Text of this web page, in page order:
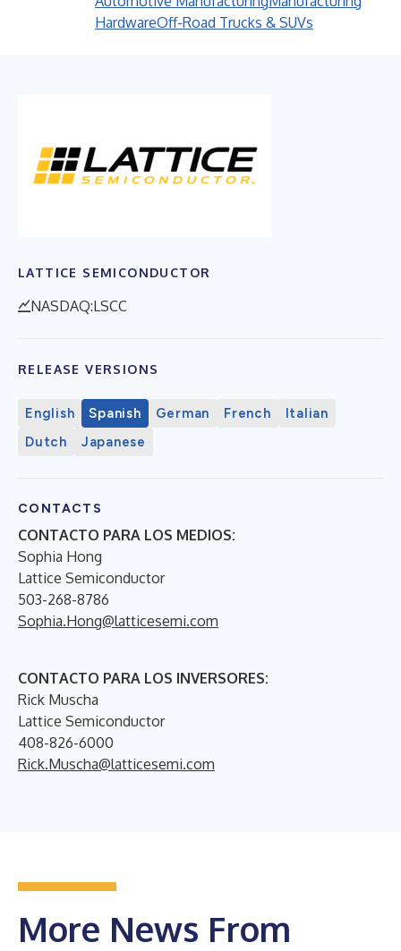
HardwareOff-Road Trucks & SUVs
LATTICE SEMICONDUCTOR
NASDAQ:LSCC
RELEASE VERSIONS
English Spanish German French
Italian
Dutch
Japanese
CONTACTS
CONTACTO PARA LOS MEDIOS:
Sophia Hong
Lattice Semiconductor
503-268-8786
Sophia.Hong@latticesemi.com
CONTACTO PARA LOS INVERSORES:
Rick Muscha
Lattice Semiconductor
408-826-6000
Rick.Muscha@latticesemi.com
More News From